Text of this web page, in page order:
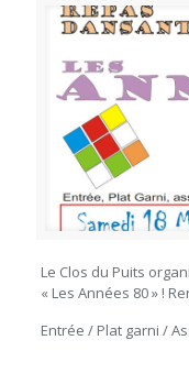
Le Clos du Puits
« Les Années 80 » !
Entrée / Plat garni /